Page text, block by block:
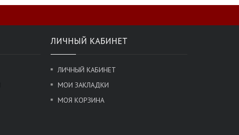
ЛИЧНЫЙ КАБИНЕТ
ЛИЧНЫЙ КАБИНЕТ
МОИ ЗАКЛАДКИ
МОЯ КОРЗИНА